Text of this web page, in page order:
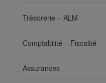
Trésorerie – ALM
Comptabilité – Fiscalité
Assurances